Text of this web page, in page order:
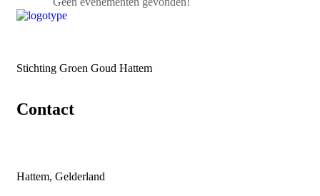
Stichting Groen Goud Hattem
Contact
Hattem, Gelderland